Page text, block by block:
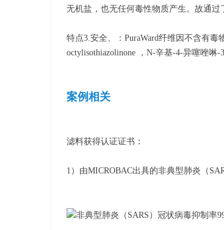
无机盐，也无任何毒性物质产生。故通过
特点3.安全、：PuraWard纤维因不含有
octylisothiazolinone ，N-辛基-4-异噻唑
案例相关
滤料获得认证证书：
1）由MICROBAC出具的非典型肺炎（